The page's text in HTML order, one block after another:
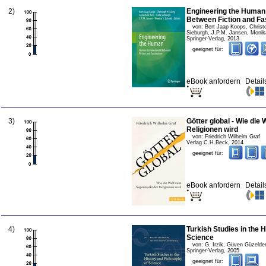
2)
Engineering the
Between Fiction and
von: Bert Jaap Koops,
Sieburgh, J.P.M. Jansen,
Springer-Verlag, 2013
geeignet für:
eBook anfordern
3)
Götter global - Wie die
Religionen wird
von: Friedrich Wilhelm Graf
Verlag C.H.Beck, 2014
geeignet für:
eBook anfordern
4)
Turkish Studies in the
Science
von: G. Irzik, Güven
Springer-Verlag, 2005
geeignet für: